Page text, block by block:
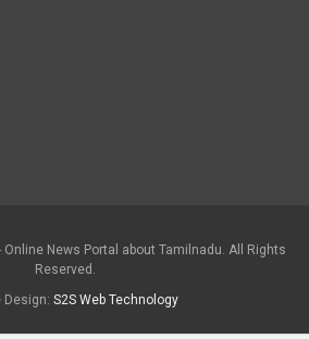
News Portal about Tamilnadu. All Rights
Reserved.
Design: S2S Web Technology